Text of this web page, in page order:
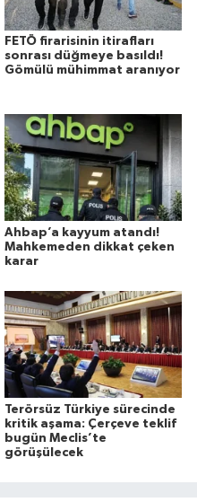
FETÖ firarisinin itirafları
sonrası düğmeye basıldı!
Gömülü mühimmat aranıyor
Ahbap’a kayyum atandı!
Mahkemeden dikkat çeken
karar
Terörsüz Türkiye sürecinde
kritik aşama: Çerçeve teklif
bugün Meclis’te
görüşülecek